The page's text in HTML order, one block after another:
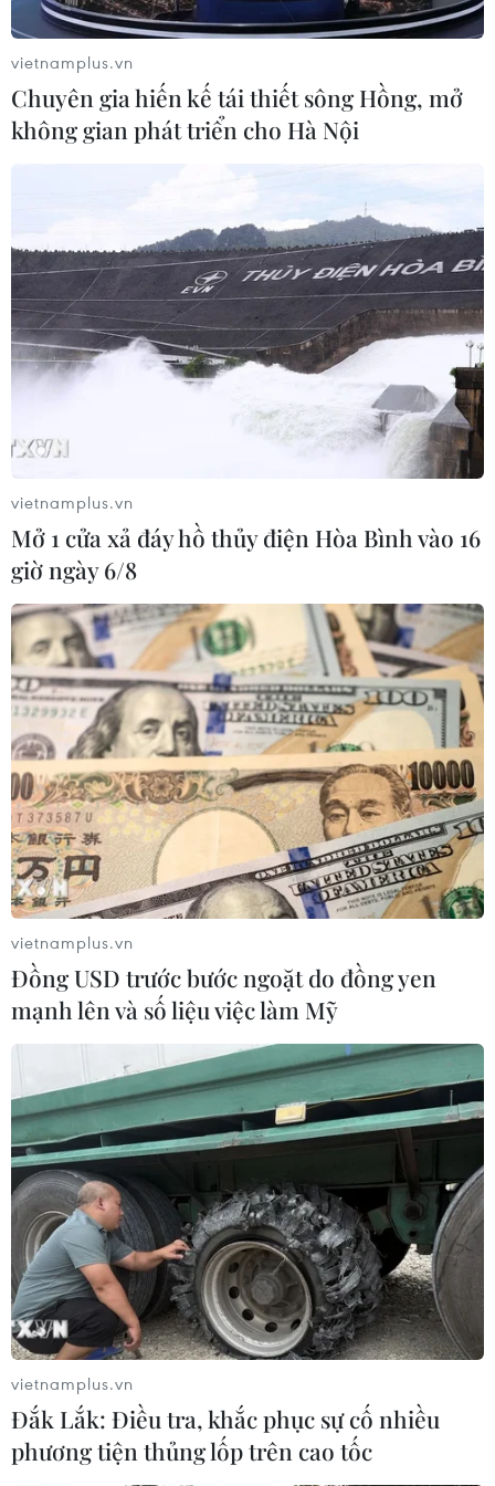
vietnamplus.vn
Chuyên gia hiến kế tái thiết sông Hồng, mở
không gian phát triển cho Hà Nội
vietnamplus.vn
Mở 1 cửa xả đáy hồ thủy điện Hòa Bình vào 16
giờ ngày 6/8
vietnamplus.vn
Đồng USD trước bước ngoặt do đồng yen
mạnh lên và số liệu việc làm Mỹ
vietnamplus.vn
Đắk Lắk: Điều tra, khắc phục sự cố nhiều
phương tiện thủng lốp trên cao tốc